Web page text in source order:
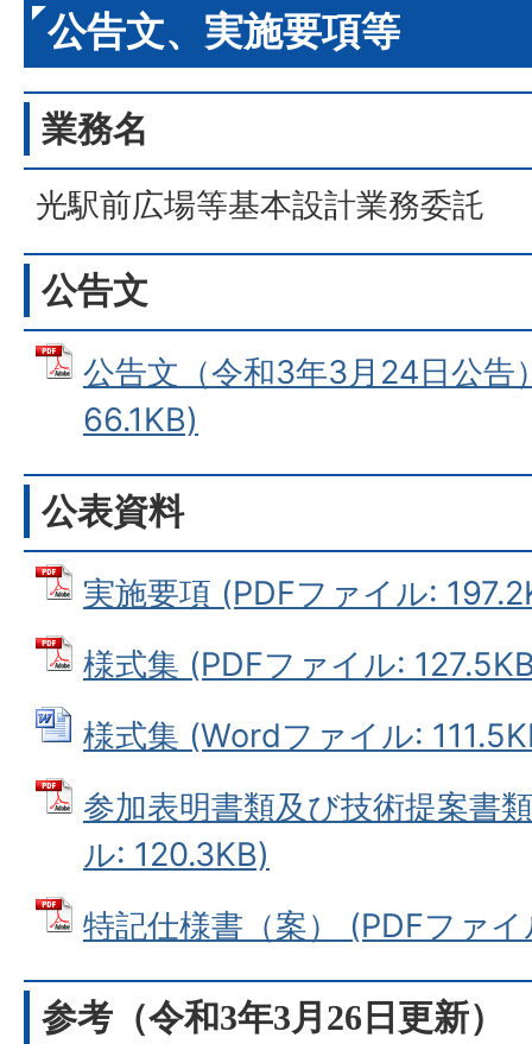
公告文、実施要項等
業務名
光駅前広場等基本設計業務委託
公告文
公告文（令和3年3月24日公告
66.1KB)
公表資料
実施要項 (PDFファイル:
様式集 (PDFファイル:
様式集 (Wordファイル:
参加表明書類及び技術提案書
ル: 120.3KB)
特記仕様書（案） (PDFファ
参考（令和3年3月26日更新）